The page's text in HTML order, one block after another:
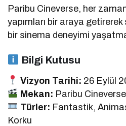
Paribu Cineverse, her
yapımları bir araya
bir sinema deneyimi
Bilgi Kutusu
Vizyon Tarihi: 26 Eylül
Mekan: Paribu
Türler: Fantastik,
Korku